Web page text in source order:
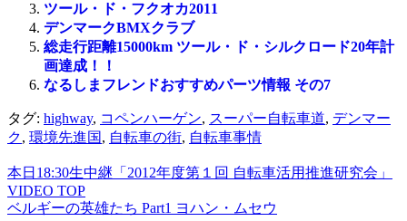
ツール・ド・フクオカ2011
デンマークBMXクラブ
総走行距離15000km ツール・ド・シルクロード20年計
画達成！！
なるしまフレンドおすすめパーツ情報 その7
タグ: highway, コペンハーゲン, スーパー自転車道, デンマー
ク, 環境先進国, 自転車の街, 自転車事情
本日18:30生中継「2012年度第１回 自転車活用推進研究会」
VIDEO TOP
ベルギーの英雄たち Part1 ヨハン・ムセウ